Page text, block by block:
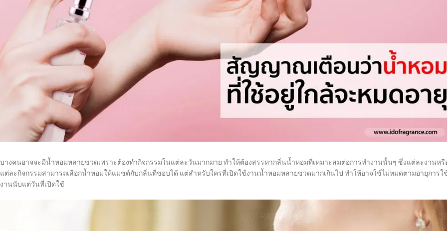
บางคนอาจจะมีน้ำหอมหลายขวดเพราะต้องทำกิจกรรมในแต่ละวันมากมาย ทำให้ต้องสรรหากลิ่นน้ำหอมที่เหมาะสมต่อการทำงานนั้นๆ ซึ่งแต่ละงานหรื
แต่ละกิจกรรมสามารถเลือกน้ำหอมให้แมชต์กับกลิ่นที่ชอบได้ แต่สำหรับใครที่เปิดใช้งานน้ำหอมหลายขวดมากเกินไป ทำให้อาจใช้ไม่หมดตามอายุการใ
งานนับแต่วันที่เปิดใช้